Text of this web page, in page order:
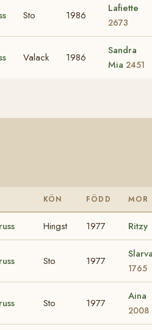
Sto 1986
Lafiette
2673
Valack 1986
Sandra
Mia 2451
KÖN FÖDD MOR
Hingst 1977 Ritzy
Sto 1977
1765
Sto 1977
Aina
2008